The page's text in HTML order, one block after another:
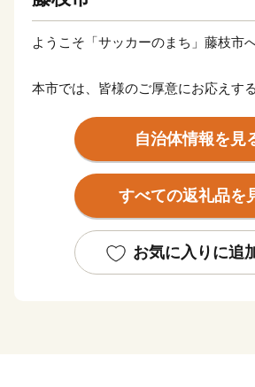
ようこそ「サッカーのまち」藤枝市
本市では、皆様のご厚意にお応えす
いただいたご寄附は、サッカー元⽇
⼿、名波浩選⼿、⻑⾕部誠選⼿をは
を輩出した「サッカーのまちづくり
に活⽤させていただきます。
自治体情報を見
すべての返礼品を
お気に入りに追